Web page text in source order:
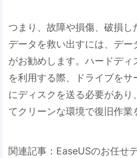
つまり、故障や損傷、破損し
データを救い出すには、デー
がお勧めします。ハードデ
を利用する際、ドライブを
にディスクを送る必要があ
てクリーンな環境で復旧作業
関連記事：EaseUSのお任せ